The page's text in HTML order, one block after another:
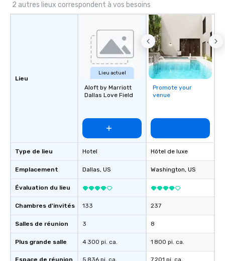
2 autres lieux correspondent à vos besoins
Lieu
Type de lieu
Emplacement
Évaluation du lieu
Chambres d'invités
Salles de réunion
Plus grande salle
Espace de réunion
Lieu actuel
Aloft by Marriott
Dallas Love Field
Hotel
Dallas, US
133
3
4 300 pi. ca.
5 836 pi. ca.
Promote your
venue
Hôtel de luxe
Washington, US
237
8
1 800 pi. ca.
7 201 pi. ca.